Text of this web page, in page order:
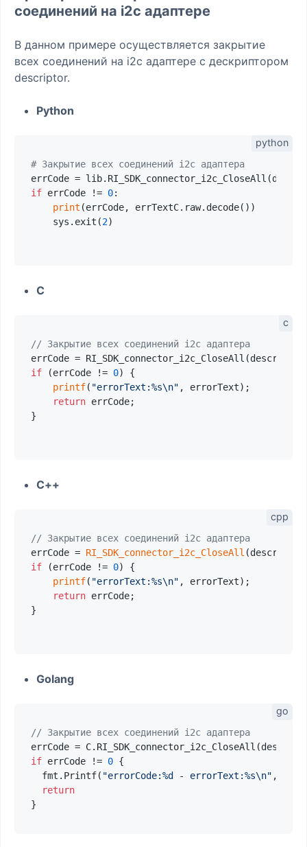
соединений на i2c адаптере
В данном примере осуществляется закрытие
всех соединений на i2c адаптере с дескриптором
descriptor.
Python
# Закрытие всех соединений i2c адаптера
if errCode != 0:
print (errCode, errTextC.raw.decode())
    sys.exit(
2)
C
// Закрытие всех соединений i2c адаптера
if (errCode != 0) {
printf( "errorText:%s\n" , errorText);
return errCode;
}
C++
// Закрытие всех соединений i2c адаптера
errCode = RI_SDK_connector_i2c_CloseAll
if (errCode != 0) {
printf( "errorText:%s\n" , errorText);
return errCode;
}
Golang
// Закрытие всех соединений i2c адаптера
errCode =
if errCode != 0 {
  fmt.Printf(
"errorCode:%d - errorText:%s\n" ,
return